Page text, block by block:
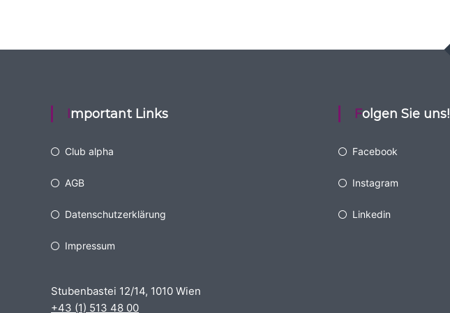
Important Links
Club alpha
AGB
Datenschutzerklärung
Impressum
Stubenbastei 12/14, 1010 Wien
+43 (1) 513 48 00
Folgen Sie uns!
Facebook
Instagram
Linkedin